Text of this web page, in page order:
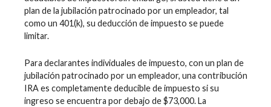
plan de la jubilación patrocinado por un empleador, tal
como un 401(k), su deducción de impuesto se puede
limitar.
Para declarantes individuales de impuesto, con un plan de
jubilación patrocinado por un empleador, una contribución
IRA es completamente deducible de impuesto si su
ingreso se encuentra por debajo de $73,000. La